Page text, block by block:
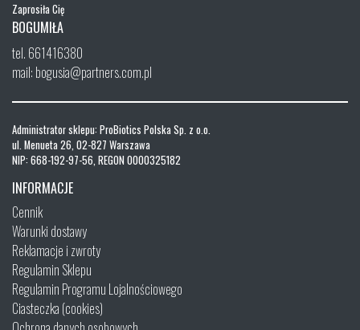
Zaprosiła Cię
BOGUMIŁA
tel. 661416380
mail: bogusia@partners.com.pl
Administrator sklepu: ProBiotics Polska Sp. z o.o.
ul. Menueta 26, 02-827 Warszawa
NIP: 668-192-97-56, REGON 0000325182
INFORMACJE
Cennik
Warunki dostawy
Reklamacje i zwroty
Regulamin Sklepu
Regulamin Programu Lojalnościowego
Ciasteczka (cookies)